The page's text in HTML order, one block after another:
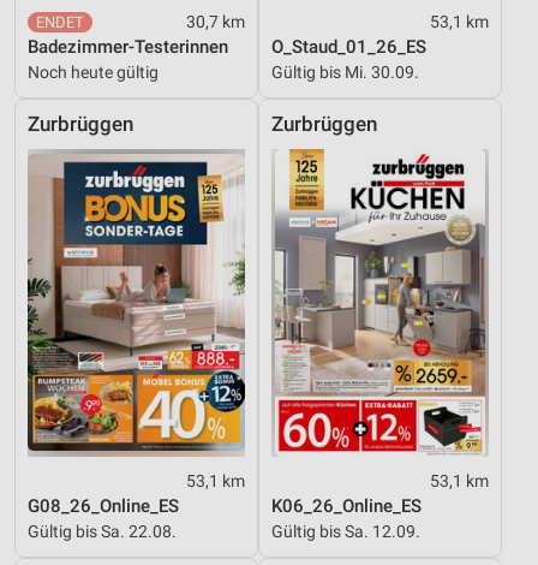
30,7 km
Badezimmer-Testerinnen
Noch heute gültig
53,1 km
O_Staud_01_26_ES
Gültig bis Mi. 30.09.
Zurbrüggen
53,1 km
G08_26_Online_ES
Gültig bis Sa. 22.08.
Zurbrüggen
53,1 km
K06_26_Online_ES
Gültig bis Sa. 12.09.
Analyse von Zielgruppen durch Statistiken oder
Kombinationen von Daten aus verschiedenen
Quellen
Entwicklung und Verbesserung der Angebote
Verwendung reduzierter Daten zur Auswahl von
Inhalten
IAB-Besonderheiten:
Verwendung genauer Standortdaten
Geräte anhand von aktiv angeforderten
Informationen identifizieren
Nicht-IAB-Verarbeitungszwecke:
Notwendig
Performance
Funktional